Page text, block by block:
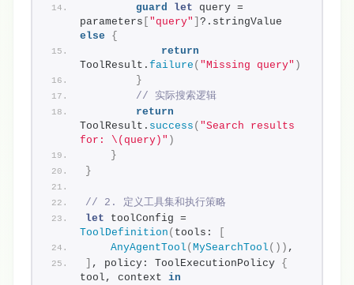
guard
let query =
parameters
"query"
else
{
return
ToolResult. failure ( "Missing query" )
}
// 实际搜索逻辑
return
ToolResult. success ( "Search results
for: \(query)" )
}
}
// 2. 定义工具集和执行策略
let
ToolDefinition ( tools:
AnyAgentTool ( MySearchTool ()) ,
, policy: ToolExecutionPolicy {
tool, context in